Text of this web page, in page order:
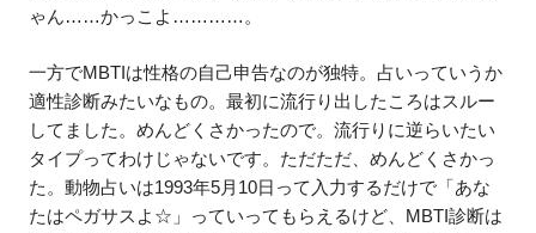
ゃん……かっこよ…………。
一方でMBTIは性格の自己申告なのが独特。占いっていうか
適性診断みたいなもの。最初に流行り出したころはスルー
してました。めんどくさかったので。流行りに逆らいたい
タイプってわけじゃないです。ただただ、めんどくさかっ
た。動物占いは1993年5月10日って入力するだけで「あな
たはペガサスよ☆」っていってもらえるけど、MBTI診断は